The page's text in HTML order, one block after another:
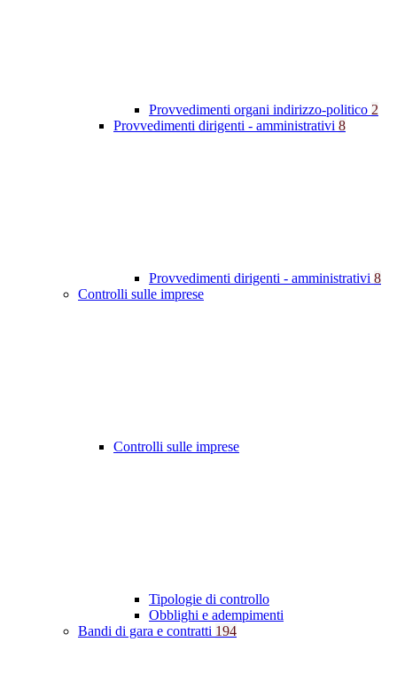
Provvedimenti organi indirizzo-politico 2
Provvedimenti dirigenti - amministrativi 8
Provvedimenti dirigenti - amministrativi 8
Controlli sulle imprese
Controlli sulle imprese
Tipologie di controllo
Obblighi e adempimenti
Bandi di gara e contratti 194